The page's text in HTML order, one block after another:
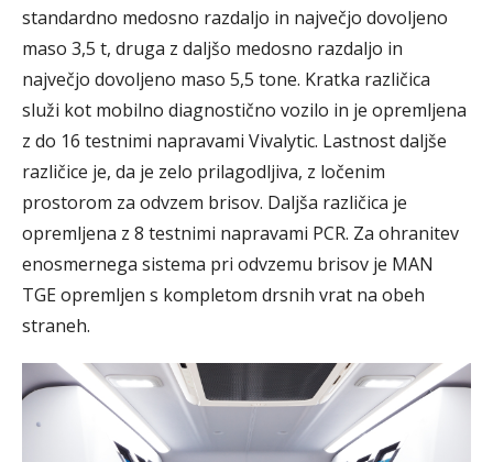
standardno medosno razdaljo in največjo dovoljeno
maso 3,5 t, druga z daljšo medosno razdaljo in
največjo dovoljeno maso 5,5 tone. Kratka različica
služi kot mobilno diagnostično vozilo in je opremljena
z do 16 testnimi napravami Vivalytic. Lastnost daljše
različice je, da je zelo prilagodljiva, z ločenim
prostorom za odvzem brisov. Daljša različica je
opremljena z 8 testnimi napravami PCR. Za ohranitev
enosmernega sistema pri odvzemu brisov je MAN
TGE opremljen s kompletom drsnih vrat na obeh
straneh.